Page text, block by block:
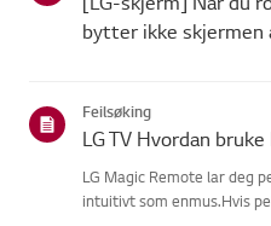
bytter ikke skjermen
Feilsøking
LG TV Hvordan
LG Magic Remote lar deg
intuitivt som enmus.Hvis